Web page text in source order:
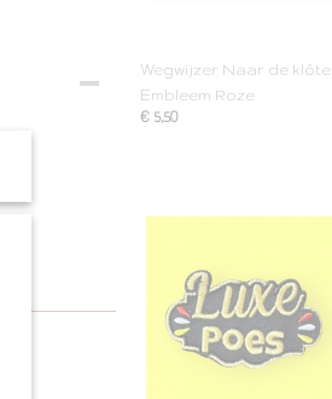
Wegwijzer Naar de klôte
Embleem Roze
€ 5,50